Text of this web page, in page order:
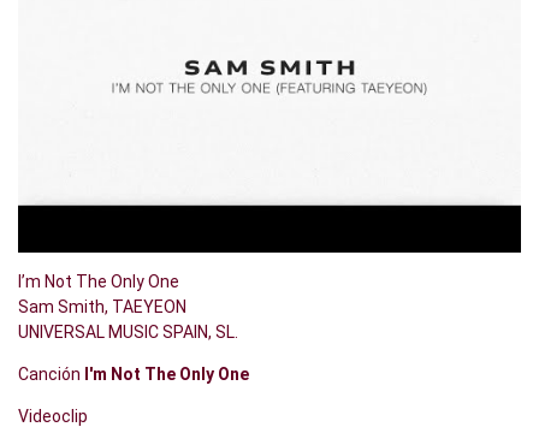
I’m Not The Only One
Sam Smith, TAEYEON
UNIVERSAL MUSIC SPAIN, SL.
Canción I'm Not The Only One
Videoclip